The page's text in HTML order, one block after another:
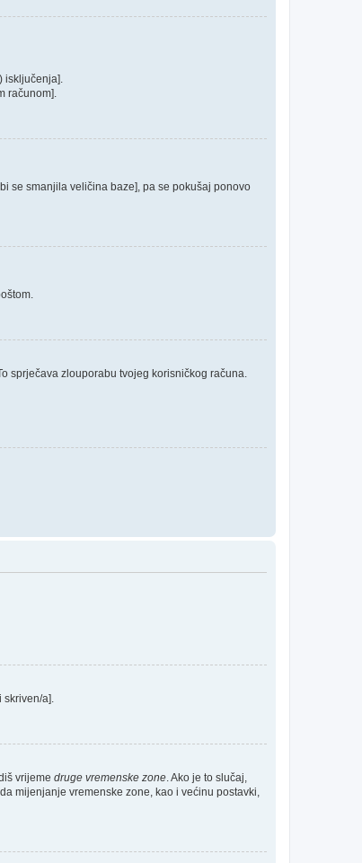
isključenja].
računom].
se smanjila veličina baze], pa se pokušaj ponovo
sprječava zlouporabu tvojeg korisničkog računa.
a].
vrijeme druge vremenske zone . Ako je to slučaj,
mijenjanje vremenske zone, kao i većinu postavki,